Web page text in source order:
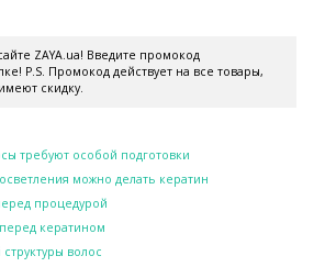
ZAYA.ua! Введите промокод
P.S. Промокод действует на все товары,
скидку.
требуют особой подготовки
можно делать кератин
процедурой
кератином
волос